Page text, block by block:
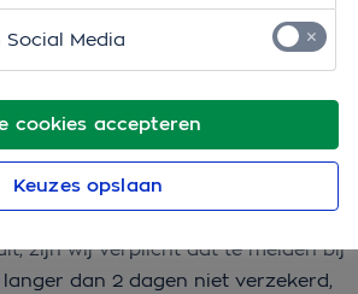
de RDW
jouw naam dan ben je verplicht een
en je auto op tijd APK te
dagelijks of auto’s
APK-keuring hebben. Wanneer je
zijn wij verplicht dat te melden bij
langer dan 2 dagen niet verzekerd,
cookies accepteren
Media
Keuzes opslaan